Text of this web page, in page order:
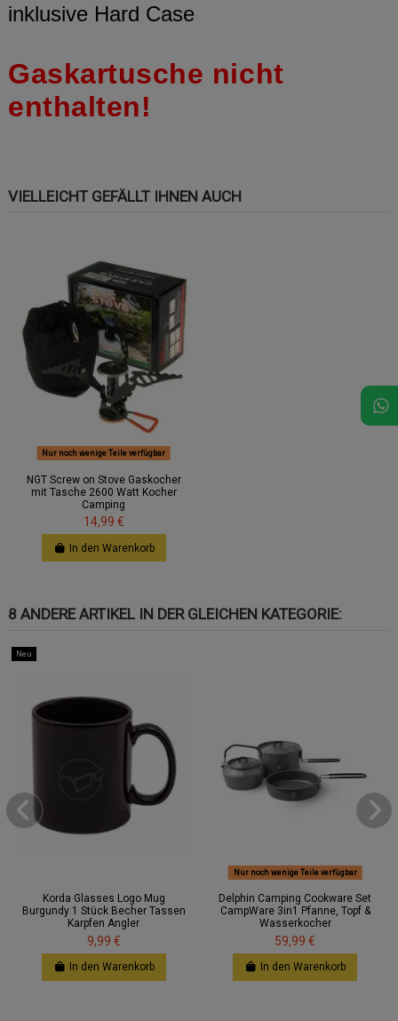
inklusive Hard Case
Gaskartusche nicht
enthalten!
VIELLEICHT GEFÄLLT IHNEN AUCH
Nur noch wenige Teile verfügbar
NGT Screw on Stove Gaskocher
mit Tasche 2600 Watt Kocher
Camping
14,99 €
In den Warenkorb
8 ANDERE ARTIKEL IN DER GLEICHEN KATEGORIE:
Neu
Korda Glasses Logo Mug
Burgundy 1 Stück Becher Tassen
Karpfen Angler
9,99 €
In den Warenkorb
Nur noch wenige Teile verfügbar
Delphin Camping Cookware Set
CampWare 3in1 Pfanne, Topf &
Wasserkocher
59,99 €
In den Warenkorb